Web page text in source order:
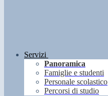
Servizi
Panoramica
Famiglie e studenti
Personale scolastico
Percorsi di studio